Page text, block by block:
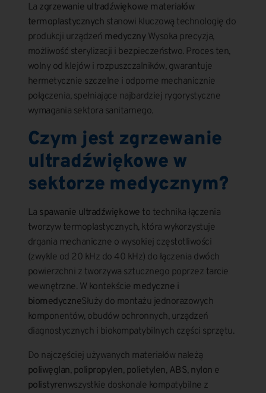
La zgrzewanie ultradźwiękowe materiałów
termoplastycznych stanowi kluczową technologię do
produkcji urządzeń medycznyWysoka precyzja,
możliwość sterylizacji i bezpieczeństwo. Proces ten,
wolny od klejów i rozpuszczalników, gwarantuje
hermetycznie szczelne i odporne mechanicznie
połączenia, spełniające najbardziej rygorystyczne
wymagania sektora sanitarnego.
Czym jest zgrzewanie
ultradźwiękowe w
sektorze medycznym?
La spawanie ultradźwiękowe to technika łączenia
tworzyw termoplastycznych, która wykorzystuje
drgania mechaniczne o wysokiej częstotliwości
(zwykle od 20 kHz do 40 kHz) do łączenia dwóch
powierzchni z tworzywa sztucznego poprzez tarcie
wewnętrzne. W kontekście medyczne i
biomedyczneSłuży do montażu jednorazowych
komponentów, obudów ochronnych, urządzeń
diagnostycznych i biokompatybilnych części sprzętu.
Do najczęściej używanych materiałów należą
poliwęglan, polipropylen, polietylen, ABS, nylon e
polistyrenwszystkie doskonale kompatybilne z